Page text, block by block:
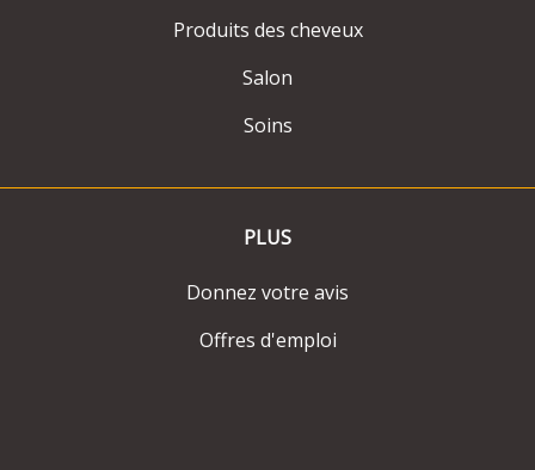
Produits des cheveux
Salon
Soins
PLUS
Donnez votre avis
Offres d'emploi